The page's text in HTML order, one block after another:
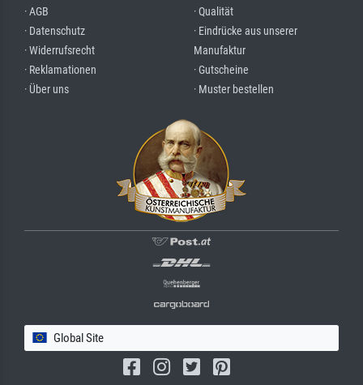
· AGB
· Datenschutz
· Widerrufsrecht
· Reklamationen
· Über uns
· Qualität
· Eindrücke aus unserer
Manufaktur
· Gutscheine
· Muster bestellen
Global Site